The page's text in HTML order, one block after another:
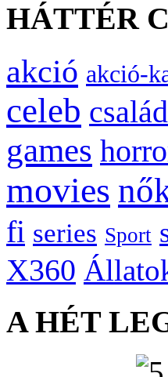
HÁTTÉR
akció akció-
celeb
games
movies
fi series Sport
X360
A HÉT